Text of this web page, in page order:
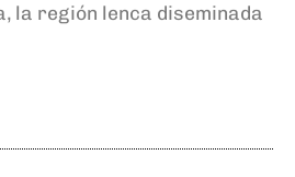
la región lenca diseminada